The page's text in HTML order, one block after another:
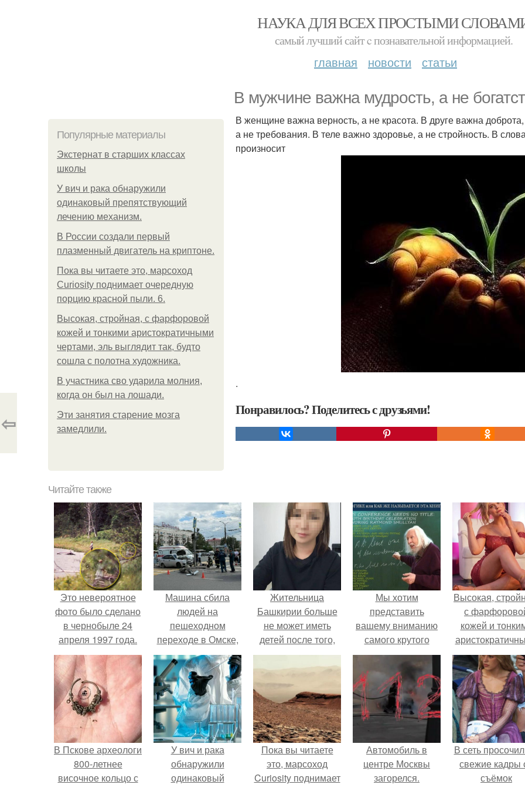
НАУКА ДЛЯ ВСЕХ ПРОСТЫМИ
самый лучший сайт c познавательной информацией.
главная новости статьи
В мужчине важна мудрость, а не
Популярные материалы
Экстернат в старших классах
школы
У вич и рака обнаружили
одинаковый препятствующий
лечению механизм.
В России создали первый
плазменный двигатель на криптоне.
Пока вы читаете это, марсоход
Curiosity поднимает очередную
порцию красной пыли. 6.
Высокая, стройная, с фарфоровой
кожей и тонкими аристократичными
чертами, эль выглядит так, будто
сошла с полотна художника.
В участника сво ударила молния,
когда он был на лошади.
Эти занятия старение мозга
замедлили.
В женщине важна верность, а не красота. В друге важна
а не требования. В теле важно здоровье, а не стройность. В
произносит
.
Понравилось? Поделитесь с друзьями!
⇦
Читайте также
Это невероятное
фото было сделано
в чернобыле 24
апреля 1997 года.
Машина сбила
людей на
пешеходном
переходе в Омске,
пострадали 8
человек.
Жительница
Башкирии больше
не может иметь
детей после того,
как медики сделали
ей аборт на шестом
месяце
беременности и
оставили в матке
плаценту.
Мы хотим
представить
вашему вниманию
самого крутого
автора научно-
популярных книг о
логике.
Высокая,
с
кожей и
чертами, эль
выглядит так,
сошла с
художника.
В Пскове археологи
800-летнее
височное кольцо с
У вич и рака
обнаружили
одинаковый
Пока вы читаете
это, марсоход
Curiosity поднимает
Автомобиль в
центре Москвы
загорелся.
В сеть
свежие кадры
съёмок